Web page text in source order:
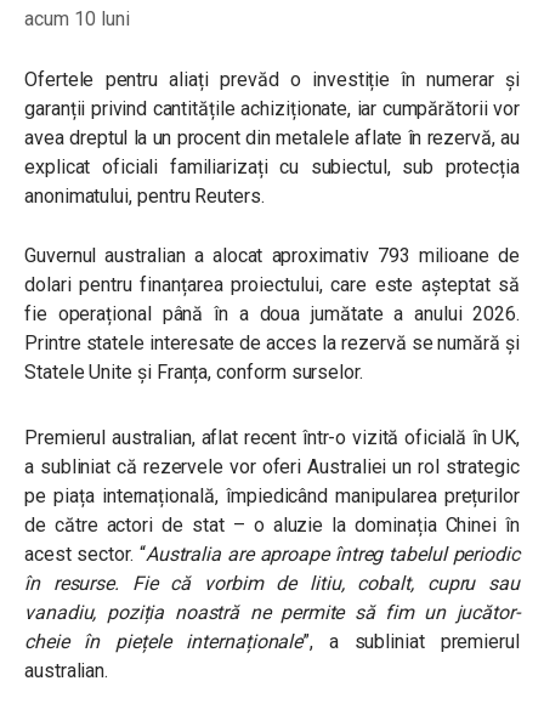
acum 10 luni
Ofertele pentru aliați prevăd o investiție în numerar și
garanții privind cantitățile achiziționate, iar cumpărătorii vor
avea dreptul la un procent din metalele aflate în rezervă, au
explicat oficiali familiarizați cu subiectul, sub protecția
anonimatului, pentru Reuters.
Guvernul australian a alocat aproximativ 793 milioane de
dolari pentru finanțarea proiectului, care este așteptat să
fie operațional până în a doua jumătate a anului 2026.
Printre statele interesate de acces la rezervă se numără și
Statele Unite și Franța, conform surselor.
Premierul australian, aflat recent într-o vizită oficială în UK,
a subliniat că rezervele vor oferi Australiei un rol strategic
pe piața internațională, împiedicând manipularea prețurilor
de către actori de stat – o aluzie la dominația Chinei în
acest sector. “Australia are aproape întreg tabelul periodic
în resurse. Fie că vorbim de litiu, cobalt, cupru sau
vanadiu, poziția noastră ne permite să fim un jucător-
cheie în piețele internaționale”, a subliniat premierul
australian.